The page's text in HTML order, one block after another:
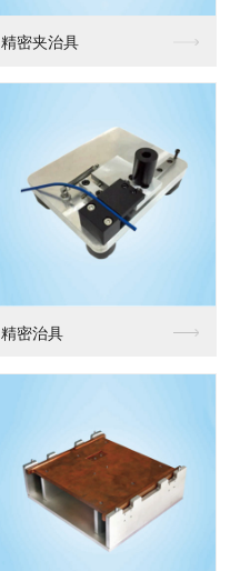
精密夹治具
精密治具